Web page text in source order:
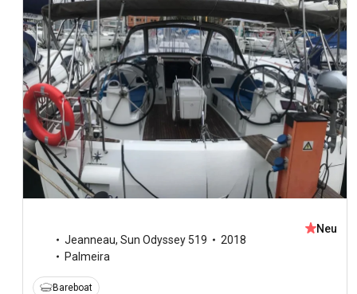
Jeanneau, Sun Odyssey 519
2018
Palmeira
Neu
Bareboat